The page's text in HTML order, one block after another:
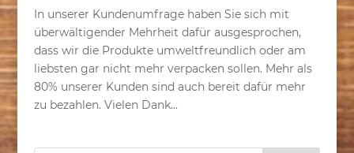
In unserer Kundenumfrage haben Sie sich mit
überwältigender Mehrheit dafür ausgesprochen,
dass wir die Produkte umweltfreundlich oder am
liebsten gar nicht mehr verpacken sollen. Mehr als
80% unserer Kunden sind auch bereit dafür mehr
zu bezahlen. Vielen Dank...